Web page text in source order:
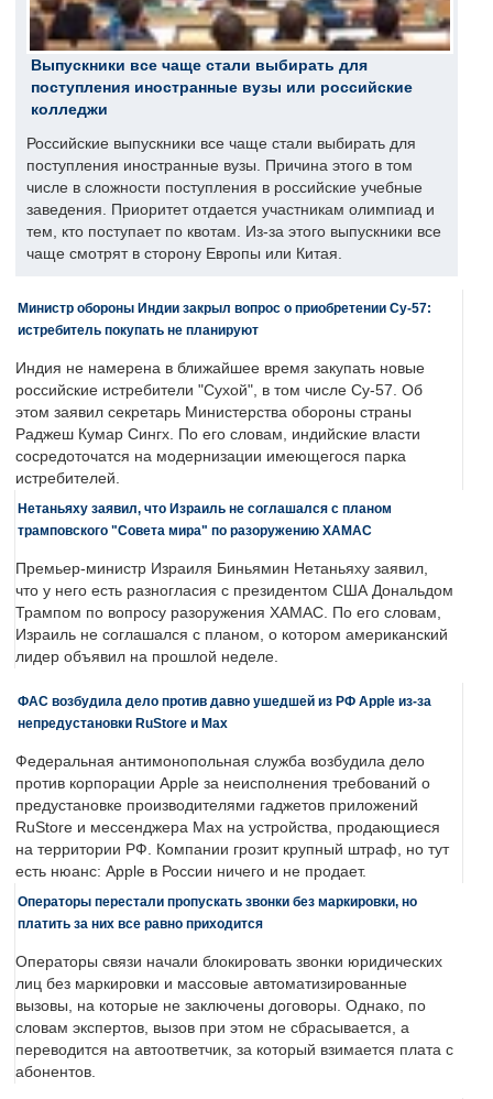
Выпускники все чаще стали выбирать для
поступления иностранные вузы или российские
колледжи
Российские выпускники все чаще стали выбирать для
поступления иностранные вузы. Причина этого в том
числе в сложности поступления в российские учебные
заведения. Приоритет отдается участникам олимпиад и
тем, кто поступает по квотам. Из-за этого выпускники все
чаще смотрят в сторону Европы или Китая.
Министр обороны Индии закрыл вопрос о приобретении Су-57:
истребитель покупать не планируют
Индия не намерена в ближайшее время закупать новые
российские истребители "Сухой", в том числе Су-57. Об
этом заявил секретарь Министерства обороны страны
Раджеш Кумар Сингх. По его словам, индийские власти
сосредоточатся на модернизации имеющегося парка
истребителей.
Нетаньяху заявил, что Израиль не соглашался с планом
трамповского "Совета мира" по разоружению ХАМАС
Премьер-министр Израиля Биньямин Нетаньяху заявил,
что у него есть разногласия с президентом США Дональдом
Трампом по вопросу разоружения ХАМАС. По его словам,
Израиль не соглашался с планом, о котором американский
лидер объявил на прошлой неделе.
ФАС возбудила дело против давно ушедшей из РФ Apple из-за
непредустановки RuStore и Max
Федеральная антимонопольная служба возбудила дело
против корпорации Apple за неисполнения требований о
предустановке производителями гаджетов приложений
RuStore и мессенджера Max на устройства, продающиеся
на территории РФ. Компании грозит крупный штраф, но тут
есть нюанс: Apple в России ничего и не продает.
Операторы перестали пропускать звонки без маркировки, но
платить за них все равно приходится
Операторы связи начали блокировать звонки юридических
лиц без маркировки и массовые автоматизированные
вызовы, на которые не заключены договоры. Однако, по
словам экспертов, вызов при этом не сбрасывается, а
переводится на автоответчик, за который взимается плата с
абонентов.